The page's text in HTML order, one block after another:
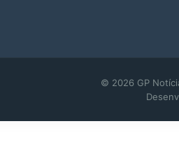
© 2026 GP